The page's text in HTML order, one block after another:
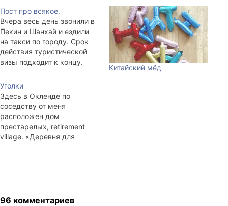
Пост про всякое.
Вчера весь день звонили в
Пекин и Шанхай и ездили
на такси по городу. Срок
действия туристической
визы подходит к концу.
спокойно пожить
нелегально, но портить
отношения с Китаем не
хочется. Стоимость f-визы
на три-шесть месяцев
варьируется в пределах
125-300 баксов. В итоге
Китайский мёд
Уголки
Здесь в Окленде по
соседству от меня
расположен дом
престарелых, retirement
village. «Деревня для
приземистых домов. Почти
96 комментариев